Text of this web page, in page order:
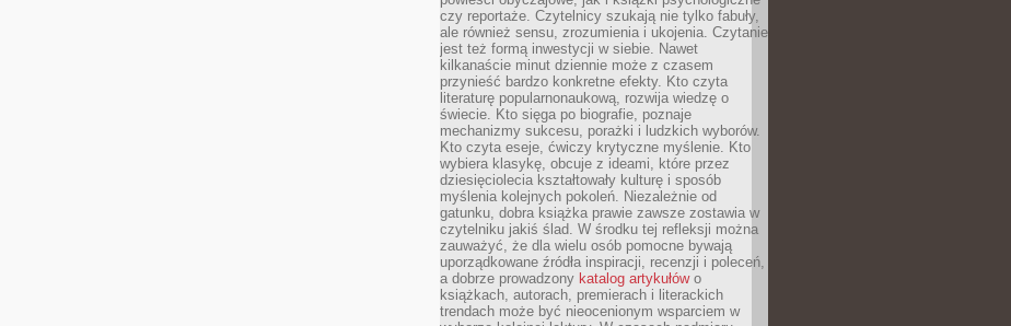
czy reportaże. Czytelnicy szukają nie tylko fabuły,
ale również sensu, zrozumienia i ukojenia. Czytanie
jest też formą inwestycji w siebie. Nawet
kilkanaście minut dziennie może z czasem
przynieść bardzo konkretne efekty. Kto czyta
literaturę popularnonaukową, rozwija wiedzę o
świecie. Kto sięga po biografie, poznaje
mechanizmy sukcesu, porażki i ludzkich wyborów.
Kto czyta eseje, ćwiczy krytyczne myślenie. Kto
wybiera klasykę, obcuje z ideami, które przez
dziesięciolecia kształtowały kulturę i sposób
myślenia kolejnych pokoleń. Niezależnie od
gatunku, dobra książka prawie zawsze zostawia w
czytelniku jakiś ślad. W środku tej refleksji można
zauważyć, że dla wielu osób pomocne bywają
uporządkowane źródła inspiracji, recenzji i poleceń,
a dobrze prowadzony katalog artykułówo
książkach, autorach, premierach i literackich
trendach może być nieocenionym wsparciem w